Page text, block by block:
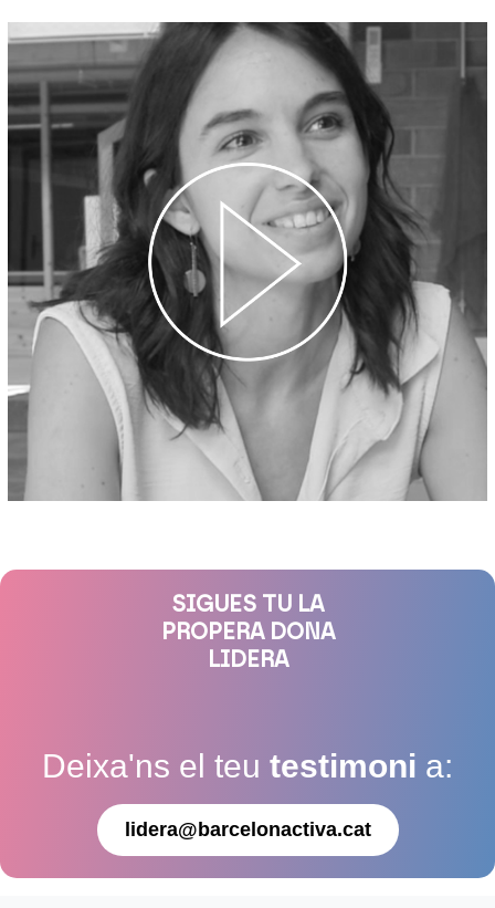
SIGUES TU LA
PROPERA DONA
LIDERA
Deixa'ns el teu testimoni a:
lidera@barcelonactiva.cat